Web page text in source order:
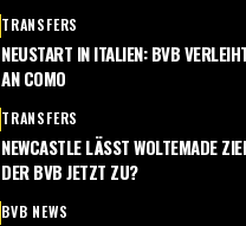
TRANSFERS
NEUSTART IN ITALIEN: BVB
AN COMO
TRANSFERS
NEWCASTLE LÄSST WOLTEMADE
DER BVB JETZT ZU?
BVB NEWS